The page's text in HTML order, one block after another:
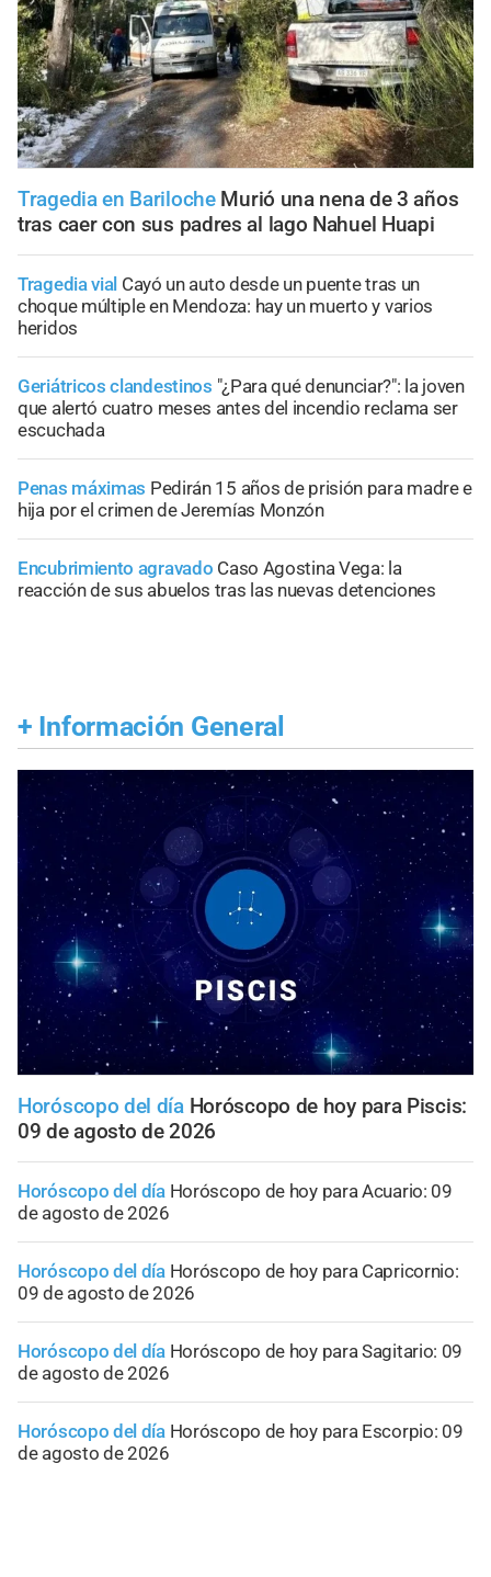
Tragedia en Bariloche Murió una nena de 3 años
tras caer con sus padres al lago Nahuel Huapi
Tragedia vial Cayó un auto desde un puente tras un
choque múltiple en Mendoza: hay un muerto y varios
heridos
Geriátricos clandestinos "¿Para qué denunciar?": la joven
que alertó cuatro meses antes del incendio reclama ser
escuchada
Penas máximas Pedirán 15 años de prisión para madre e
hija por el crimen de Jeremías Monzón
Encubrimiento agravado Caso Agostina Vega: la
reacción de sus abuelos tras las nuevas detenciones
+ Información General
Horóscopo del día Horóscopo de hoy para Piscis:
09 de agosto de 2026
Horóscopo del día Horóscopo de hoy para Acuario: 09
de agosto de 2026
Horóscopo del día Horóscopo de hoy para Capricornio:
09 de agosto de 2026
Horóscopo del día Horóscopo de hoy para Sagitario: 09
de agosto de 2026
Horóscopo del día Horóscopo de hoy para Escorpio: 09
de agosto de 2026